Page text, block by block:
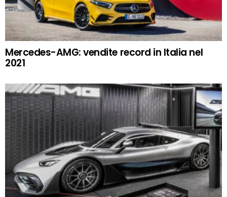
Mercedes-AMG: vendite record in Italia nel
2021